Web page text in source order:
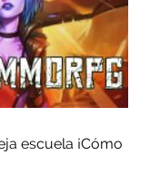
escuela ¡Cómo